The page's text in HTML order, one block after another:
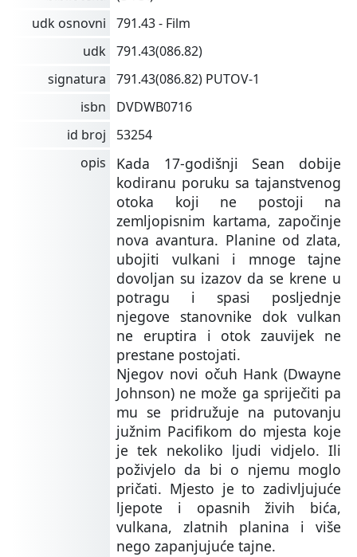
udk osnovni
791.43 - Film
udk 791.43(086.82)
signatura
791.43(086.82) PUTOV-1
isbn
DVDWB0716
id broj
53254
opis
Kada 17-godišnji Sean dobije
kodiranu poruku sa tajanstvenog
otoka koji ne postoji na
zemljopisnim kartama, započinje
nova avantura. Planine od zlata,
ubojiti vulkani i mnoge tajne
dovoljan su izazov da se krene u
potragu i spasi posljednje
njegove stanovnike dok vulkan
ne eruptira i otok zauvijek ne
prestane postojati.
Njegov novi očuh Hank (Dwayne
Johnson) ne može ga spriječiti pa
mu se pridružuje na putovanju
južnim Pacifikom do mjesta koje
je tek nekoliko ljudi vidjelo. Ili
poživjelo da bi o njemu moglo
pričati. Mjesto je to zadivljujuće
ljepote i opasnih živih bića,
vulkana, zlatnih planina i više
nego zapanjujuće tajne.